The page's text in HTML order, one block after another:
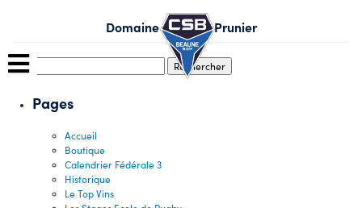
Domaine Philippe Prunier
Pages
Accueil
Boutique
Calendrier Fédérale 3
Historique
Le Top Vins